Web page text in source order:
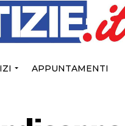
APPUNTAMENTI